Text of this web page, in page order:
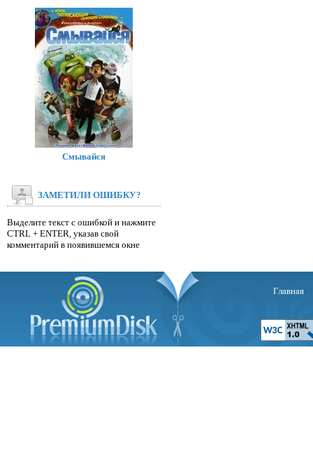
Смывайся
ЗАМЕТИЛИ ОШИБКУ?
Выделите текст с ошибкой и нажмите
CTRL + ENTER, указав свой
комментарий в появившемся окне
Главная